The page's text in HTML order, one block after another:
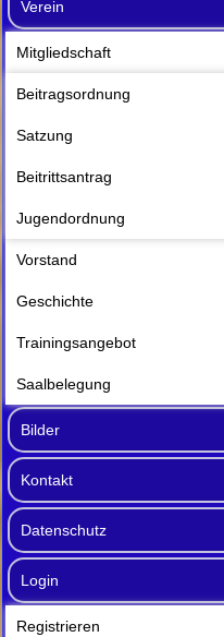
Verein
Mitgliedschaft
Beitragsordnung
Satzung
Beitrittsantrag
Jugendordnung
Vorstand
Geschichte
Trainingsangebot
Saalbelegung
Bilder
Kontakt
Datenschutz
Login
Registrieren